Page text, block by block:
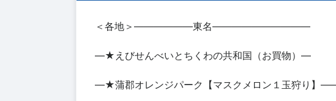
＜各地＞――――――東名――――――――――
―★えびせんべいとちくわの共和国（お買物）―
―★蒲郡オレンジパーク【マスクメロン１